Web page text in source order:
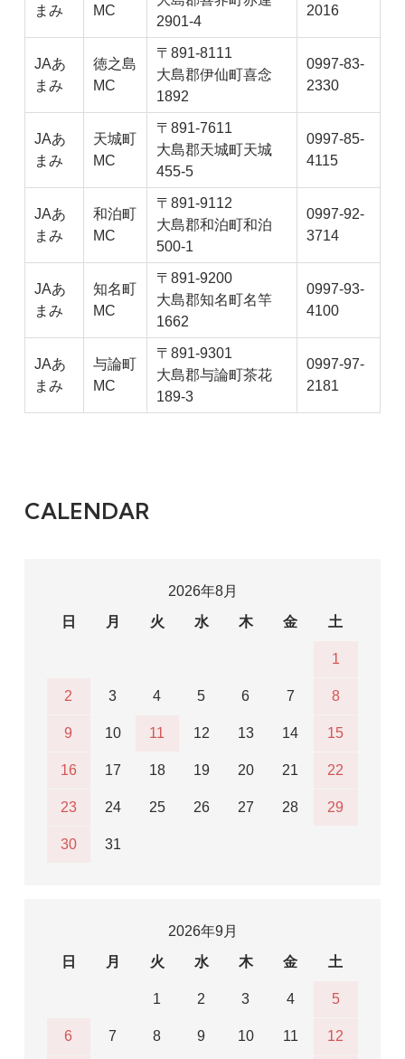
まみ
MC
2901-4
2016
JAあ
まみ
徳之島
MC
〒891-8111
大島郡伊仙町喜念
1892
0997-83-
2330
JAあ
まみ
天城町
MC
〒891-7611
大島郡天城町天城
455-5
0997-85-
4115
JAあ
まみ
和泊町
MC
〒891-9112
大島郡和泊町和泊
500-1
0997-92-
3714
JAあ
まみ
知名町
MC
〒891-9200
大島郡知名町名竿
1662
0997-93-
4100
JAあ
まみ
与論町
MC
〒891-9301
大島郡与論町茶花
189-3
0997-97-
2181
CALENDAR
2026年8月
日
月 火 水 木 金 土
1
2 3 4 5 6 7 8
9 10 11 12 13 14 15
16 17 18 19 20 21 22
23 24 25 26 27 28 29
30 31
2026年9月
日
月 火 水 木 金 土
1 2 3 4 5
6 7 8 9 10 11 12